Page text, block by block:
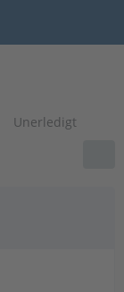
Unerledigt